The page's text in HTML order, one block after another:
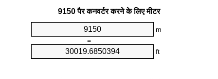
9150 पैर कनवर्टर करने के लिए मीटर
m
=
ft